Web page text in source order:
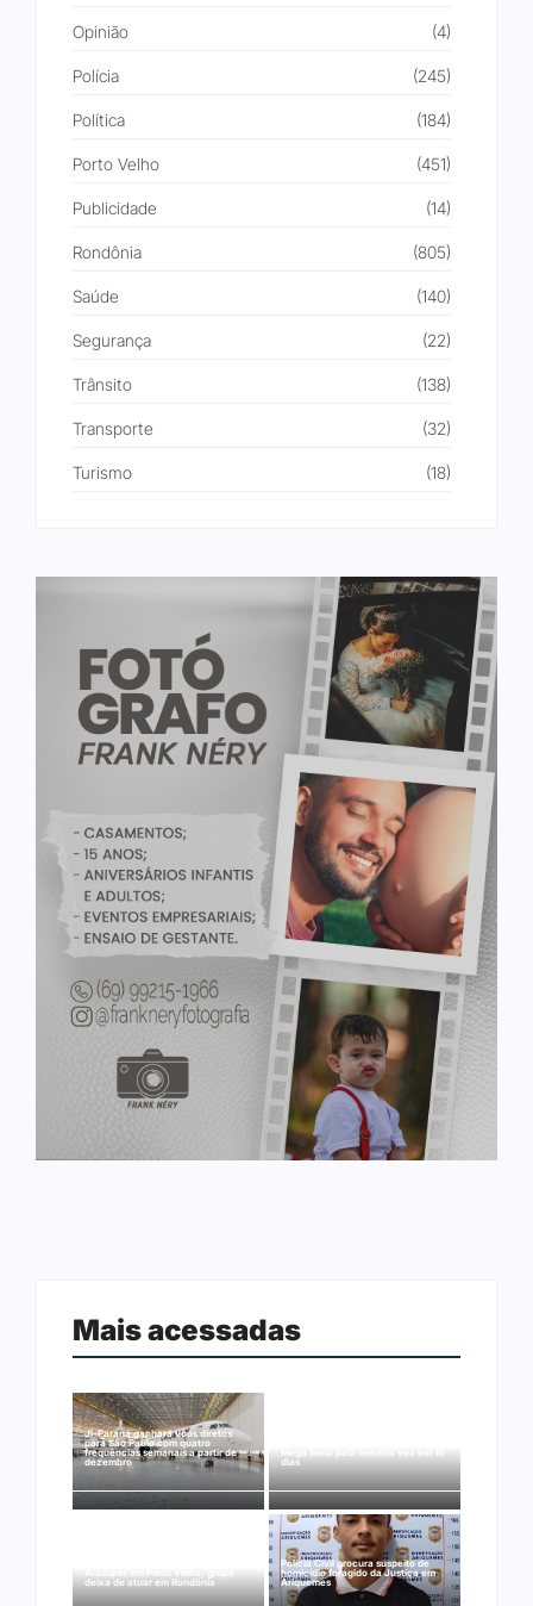
Opinião (4)
Polícia (245)
Política (184)
Porto Velho (451)
Publicidade (14)
Rondônia (805)
Saúde (140)
Segurança (22)
Trânsito (138)
Transporte (32)
Turismo (18)
Mais acessadas
Ji-Paraná ganhará voos diretos
para São Paulo com quatro
frequências semanais a partir de
dezembro
dias
Arasuper em Porto Velho; grupo
deixa de atuar em Rondônia
Polícia Civil procura suspeito de
homicídio foragido da Justiça em
Ariquemes